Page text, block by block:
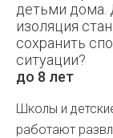
детьми дома.
изоляция
сохранить
ситуации?
до 8 лет
Школы и
работают